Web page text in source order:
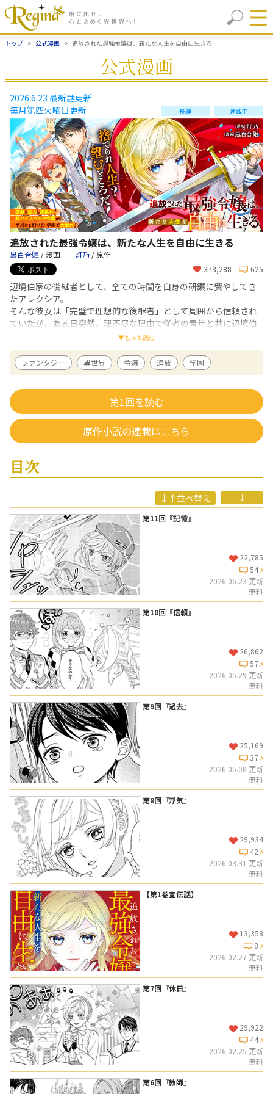
トップ 公式漫画 追放された最強令嬢は、新たな人生を自由に生きる
公式漫画
2026.6.23 最新話更新
毎月第四火曜日更新
長編 連載中
追放された最強令嬢は、新たな人生を自由に生きる
黒百合姫 / 漫画 灯乃 / 原作
373,288
625
辺境伯家の後継者として、全ての時間を自身の研鑽に費やしてき
たアレクシア。
そんな彼女は「完璧で理想的な後継者」として周囲から信頼され
ていたが、ある日突然、理不尽な理由で従者の青年と共に辺境伯
家を追い出されることになってしまう。
平民として平穏な人生を送るため、王都にある学園に身を寄せる
ことにするが、頭脳明晰で優れた戦闘力を持つアレクシアは周囲
からの注目の的となってしまい……。
黒百合姫/ 漫画
石川県出身。幅広いタッチと巧みな人物描写が持ち味の二人組。
主な作品に『物語の中の人』（全13巻・アルファポリス刊）がある。
北海道在住。2011年よりWebにて小説の発表をはじめ、2013年出版デビ
ューに至る。特技は蕎麦打ち。ただし、蕎麦つゆは作れない。
▼もっと読む
ファンタジー 異世界 令嬢 追放 学園
第1回を読む
原作小説の連載はこちら
目次
↓↑並べ替え
↓
第11回『記憶』
22,785
54
2026.06.23 更新
無料
第10回『信頼』
26,862
57
2026.05.29 更新
無料
第9回『過去』
25,169
37
2026.05.08 更新
無料
第8回『浮気』
29,934
42
2026.03.31 更新
無料
【第1巻宣伝話】
13,358
8
2026.02.27 更新
無料
第7回『休日』
29,922
44
2026.02.25 更新
無料
第6回『教師』